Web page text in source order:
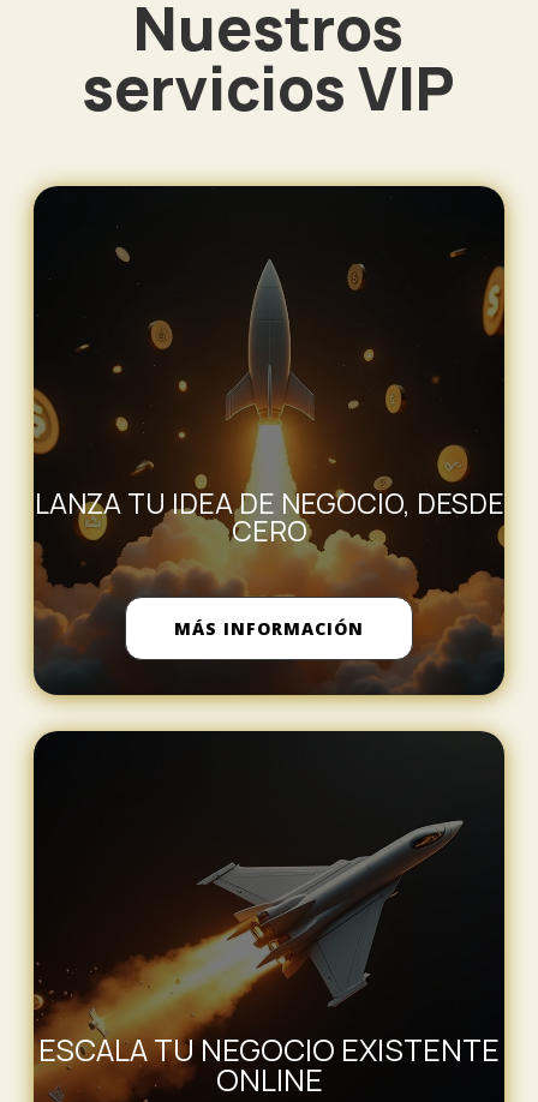
Nuestros
servicios VIP
LANZA TU IDEA DE NEGOCIO, DESDE
CERO
MÁS INFORMACIÓN
ESCALA TU NEGOCIO EXISTENTE
ONLINE